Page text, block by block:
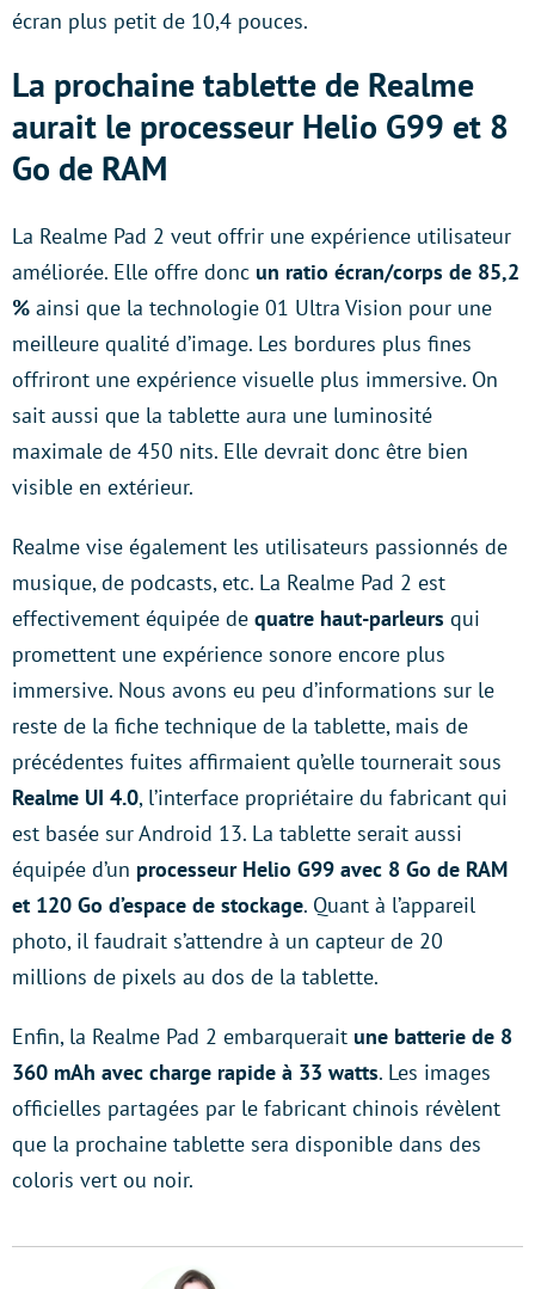
écran plus petit de 10,4 pouces.
La prochaine tablette de Realme
aurait le processeur Helio G99 et 8
Go de RAM
La Realme Pad 2 veut offrir une expérience utilisateur
améliorée. Elle offre donc un ratio écran/corps de 85,2
% ainsi que la technologie 01 Ultra Vision pour une
meilleure qualité d’image. Les bordures plus fines
offriront une expérience visuelle plus immersive. On
sait aussi que la tablette aura une luminosité
maximale de 450 nits. Elle devrait donc être bien
visible en extérieur.
Realme vise également les utilisateurs passionnés de
musique, de podcasts, etc. La Realme Pad 2 est
effectivement équipée de quatre haut-parleurs qui
promettent une expérience sonore encore plus
immersive. Nous avons eu peu d’informations sur le
reste de la fiche technique de la tablette, mais de
précédentes fuites affirmaient qu’elle tournerait sous
Realme UI 4.0, l’interface propriétaire du fabricant qui
est basée sur Android 13. La tablette serait aussi
équipée d’un processeur Helio G99 avec 8 Go de RAM
et 120 Go d’espace de stockage. Quant à l’appareil
photo, il faudrait s’attendre à un capteur de 20
millions de pixels au dos de la tablette.
Enfin, la Realme Pad 2 embarquerait une batterie de 8
360 mAh avec charge rapide à 33 watts. Les images
officielles partagées par le fabricant chinois révèlent
que la prochaine tablette sera disponible dans des
coloris vert ou noir.